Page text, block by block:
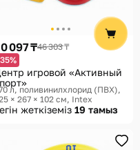
097 ₸46 303 ₸
игровой «Активный
л, поливинилхлорид (ПВХ),
× 267 × 102 см
Intex
жеткіземіз 19 тамыз